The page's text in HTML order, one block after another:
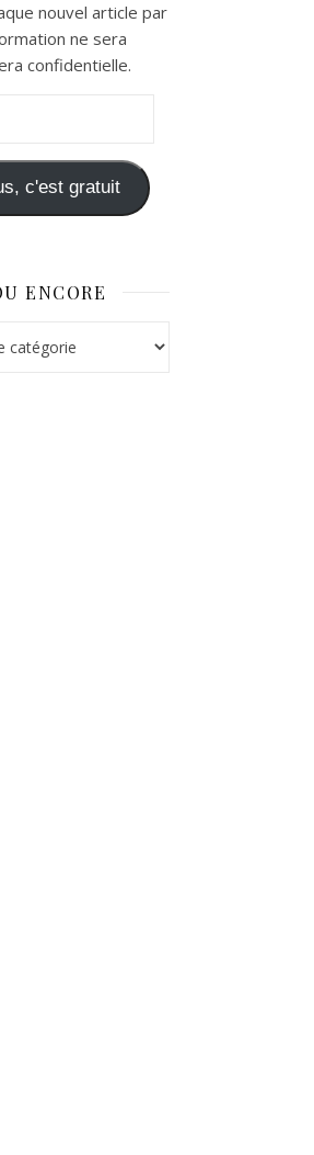
nouvel article par
ne sera
confidentielle.
c'est gratuit
ENCORE